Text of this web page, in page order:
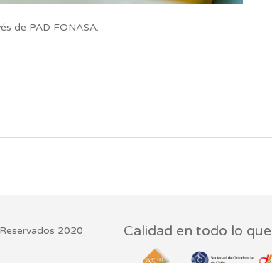
de PAD FONASA.
2020
Calidad en todo lo